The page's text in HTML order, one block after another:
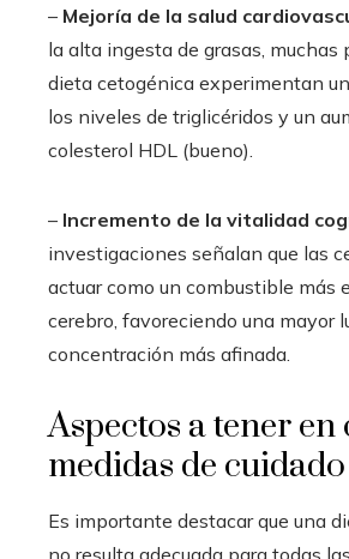
– Mejoría de la salud
la alta ingesta de grasas, muchas
dieta cetogénica experimentan
los niveles de triglicéridos y un
colesterol HDL (bueno).
– Incremento de la vitalidad
investigaciones señalan que las
actuar como un combustible más
cerebro, favoreciendo una mayor
concentración más afinada.
Aspectos a tener en
medidas de cuidado
Es importante destacar que una
no resulta adecuada para todas